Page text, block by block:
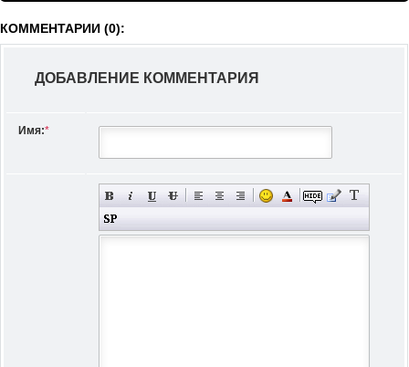
КОММЕНТАРИИ (0):
ДОБАВЛЕНИЕ КОММЕНТАРИЯ
Имя:*